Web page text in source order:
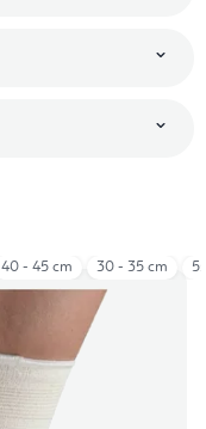
40 - 45 cm 30 - 35 cm